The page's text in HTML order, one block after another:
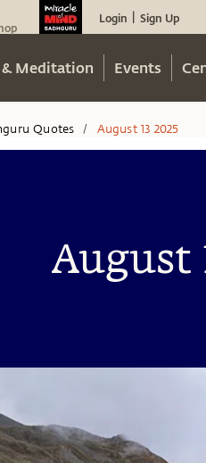
Login Sign Up
& Meditation Events
Quotes / August 13 2025
August